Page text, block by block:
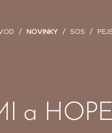
NOVINKY SOS
a